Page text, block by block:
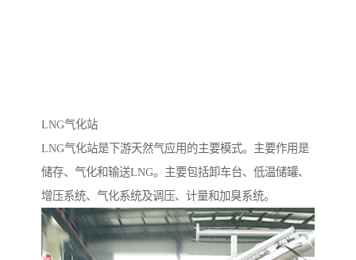
LNG气化站
LNG气化站是下游天然气应用的主要模式。主要作用是
储存、气化和输送LNG。主要包括卸车台、低温储罐、
增压系统、气化系统及调压、计量和加臭系统。